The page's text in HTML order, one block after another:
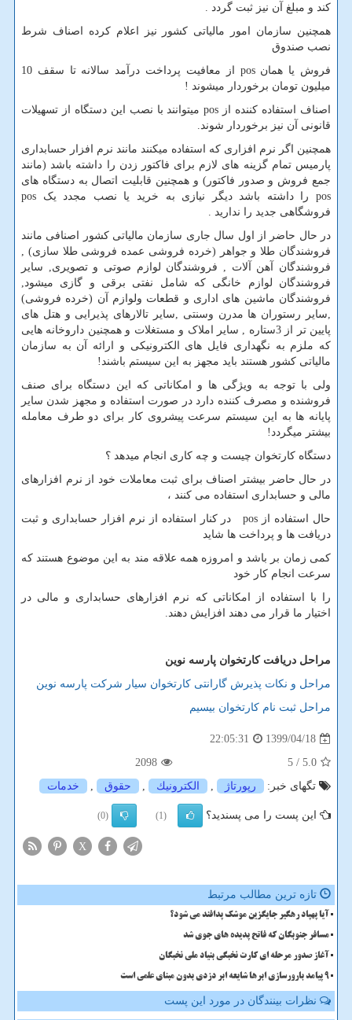
کند و مبلغ آن نیز ثبت گردد .
همچنین سازمان امور مالیاتی کشور نیز اعلام کرده اصناف شرط
نصب صندوق
فروش یا همانpos
از معافیت پرداخت درآمد سالانه تا سقف 10
میلیون تومان برخوردار میشوند !
اصناف استفاده کننده از posمیتوانند با نصب این دستگاه از تسهیلات
قانونی آن نیز برخوردار شوند.
همچنین اگر نرم افزاری که استفاده میکنند مانند نرم افزار حسابداری
پارمیس تمام گزینه های لازم برای فاکتور زدن را داشته باشد (مانند
جمع فروش و صدور فاکتور) و همچنین قابلیت اتصال به دستگاه های
pos را داشته باشد دیگر نیازی به خرید یا نصب مجدد یک pos
فروشگاهی جدید را ندارید .
در حال حاضر از اول سال جاری سازمان مالیاتی کشور اصنافی مانند
فروشندگان طلا و جواهر (خرده فروشی عمده فروشی طلا سازی) ,
فروشندگان آهن آلات , فروشندگان لوازم صوتی و تصویری, سایر
فروشندگان لوازم خانگی که شامل نفتی برقی و گازی میشود,
فروشندگان ماشین های اداری و قطعات ولوازم آن (خرده فروشی)
,سایر رستوران ها مدرن وسنتی ,سایر تالارهای پذیرایی و هتل های
پایین تر از 3ستاره , سایر املاک و مستغلات و همچنین داروخانه هایی
که ملزم به نگهداری فایل های الکترونیکی و ارائه آن به سازمان
مالیاتی کشور هستند باید مجهز به این سیستم باشند!
ولی با توجه به ویژگی ها و امکاناتی که این دستگاه برای صنف
فروشنده و مصرف کننده دارد در صورت استفاده و مجهز شدن سایر
پایانه ها به این سیستم سرعت پیشروی کار برای دو طرف معامله
بیشتر میگردد!
دستگاه کارتخوان چیست و چه کاری انجام میدهد ؟
در حال حاضر بیشتر اصناف برای ثبت معاملات خود از نرم افزارهای
مالی و حسابداری استفاده می کنند ،
حال استفاده از posدر کنار استفاده از نرم افزار حسابداری و ثبت
دریافت ها و پرداخت ها شاید
کمی زمان بر باشد و امروزه همه علاقه مند به این موضوع هستند که
سرعت انجام کار خود
را با استفاده از امکاناتی که نرم افزارهای حسابداری و مالی در
اختیار ما قرار می دهند افزایش دهند.
مراحل دریافتکارتخوان پارسه نوین
مراحل و نکات پذیرش گارانتی کارتخوان سیار شرکت پارسه نوین
مراحل ثبت نام کارتخوان بیسیم
1399/04/18
22:05:31
5.0
/ 5
2098
تگهای خبر:
رپورتاژ , الكترونیك , حقوق , خدمات
این پست را می پسندید؟ (1)
(0)
X
تازه ترین مطالب مرتبط
آیا پهپاد رهگیر جایگزین موشک پدافند می شود؟
مسافر جنوبگان که فاتح پدیده های جوی شد
آغاز صدور مرحله ای کارت نخبگی بنیاد ملی نخبگان
9 پیامد بارورسازی ابرها شایعه ابر دزدی بدون مبنای علمی است
نظرات بینندگان در مورد این پست